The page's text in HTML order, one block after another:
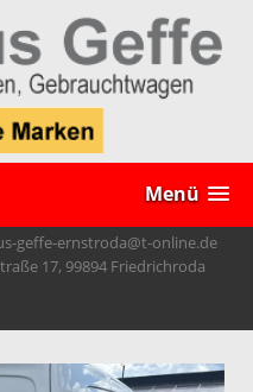
Menü
geffe-ernstroda@t-online.de
17, 99894 Friedrichroda